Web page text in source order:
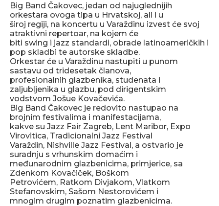
Big Band Čakovec, jedan od najuglednijih
orkestara ovoga tipa u Hrvatskoj, ali i u
široj regiji, na koncertu u Varaždinu izvest će svoj
atraktivni repertoar, na kojem će
biti swing i jazz standardi, obrade latinoameričkih i
pop skladbi te autorske skladbe.
Orkestar će u Varaždinu nastupiti u punom
sastavu od tridesetak članova,
profesionalnih glazbenika, studenata i
zaljubljenika u glazbu, pod dirigentskim
vodstvom Jošue Kovačevića.
Big Band Čakovec je redovito nastupao na
brojnim festivalima i manifestacijama,
kakve su Jazz Fair Zagreb, Lent Maribor, Expo
Virovitica, Tradicionalni Jazz Festival
Varaždin, Nishville Jazz Festival, a ostvario je
suradnju s vrhunskim domaćim i
međunarodnim glazbenicima, primjerice, sa
Zdenkom Kovačiček, Boškom
Petrovićem, Ratkom Divjakom, Vlatkom
Stefanovskim, Sašom Nestorovićem i
mnogim drugim poznatim glazbenicima.